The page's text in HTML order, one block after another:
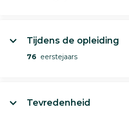
Tijdens de opleiding
76 eerstejaars
Tevredenheid